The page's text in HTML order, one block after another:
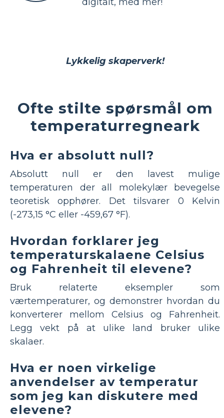
Lykkelig skaperverk!
Ofte stilte spørsmål om
temperaturregneark
Hva er absolutt null?
Absolutt null er den lavest mulige
temperaturen der all molekylær bevegelse
teoretisk opphører. Det tilsvarer 0 Kelvin
(-273,15 °C eller -459,67 °F).
Hvordan forklarer jeg
temperaturskalaene Celsius
og Fahrenheit til elevene?
Bruk relaterte eksempler som
værtemperaturer, og demonstrer hvordan du
konverterer mellom Celsius og Fahrenheit.
Legg vekt på at ulike land bruker ulike
skalaer.
Hva er noen virkelige
anvendelser av temperatur
som jeg kan diskutere med
elevene?